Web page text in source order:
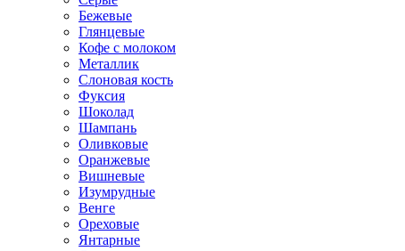
Бежевые
Глянцевые
Кофе с молоком
Металлик
Слоновая кость
Фуксия
Шоколад
Шампань
Оливковые
Оранжевые
Вишневые
Изумрудные
Венге
Ореховые
Янтарные